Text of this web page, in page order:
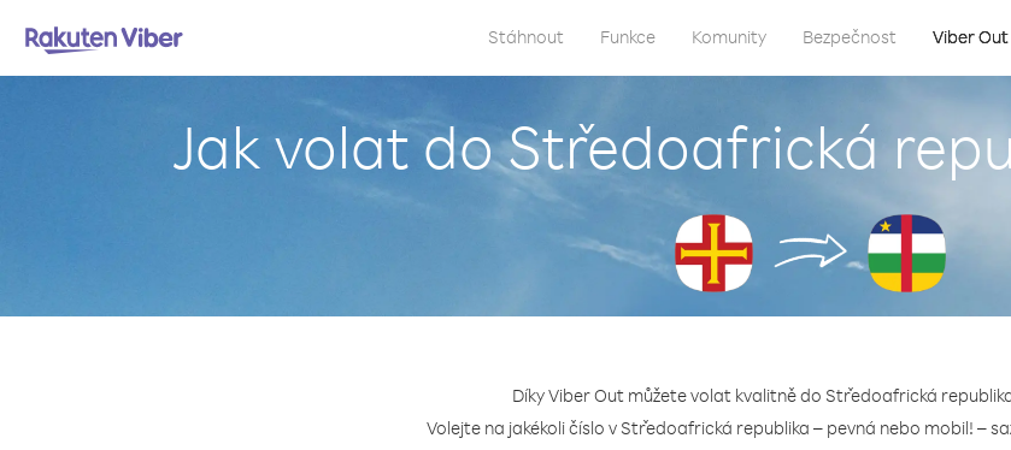
Stáhnout Funkce Komunity Bezpečnost Viber Out
Jak volat do Středoafrická
Díky Viber Out můžete volat kvalitně do Středoafrická
Volejte na jakékoli číslo v Středoafrická republika – pevná nebo mobil! –